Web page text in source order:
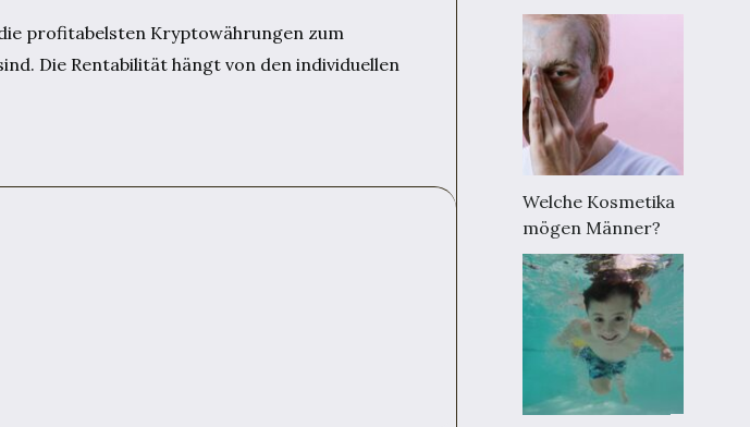
profitabelsten Kryptowährungen zum
Die Rentabilität hängt von den individuellen
Welche Kosmetika
mögen Männer?